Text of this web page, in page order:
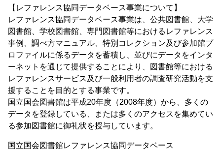
【レファレンス協同データベース事業について】
レファレンス協同データベース事業は、公共図書館、大学
図書館、学校図書館、専門図書館等におけるレファレンス
事例、調べ方マニュアル、特別コレクション及び参加館プ
ロファイルに係るデータを蓄積し、並びにデータをインタ
ーネットを通じて提供することにより、図書館等における
レファレンスサービス及び⼀般利用者の調査研究活動を支
援することを目的とする事業です。
国立国会図書館は平成20年度（2008年度）から、多くの
データを登録している、または多くのアクセスを集めてい
る参加図書館に御礼状を授与しています。
国立国会図書館レファレンス協同データベース